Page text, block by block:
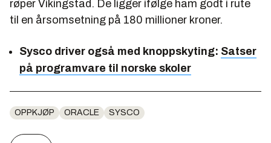
røper Vikingstad. De ligger ifølge ham godt i rute
til en årsomsetning på 180 millioner kroner.
Sysco driver også med knoppskyting: Satser
på programvare til norske skoler
OPPKJØP ORACLE SYSCO